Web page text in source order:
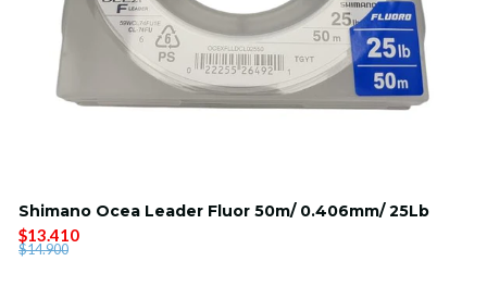
Shimano Ocea Leader Fluor 50m/ 0.406mm/ 25Lb
$13.410
$14.900